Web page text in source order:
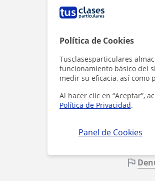
Política de Cookies
Tusclasesparticulares
funcionamiento básico del
medir su eficacia, así como
Al hacer clic en “Aceptar”,
Política de Privacidad.
Panel de Cookies